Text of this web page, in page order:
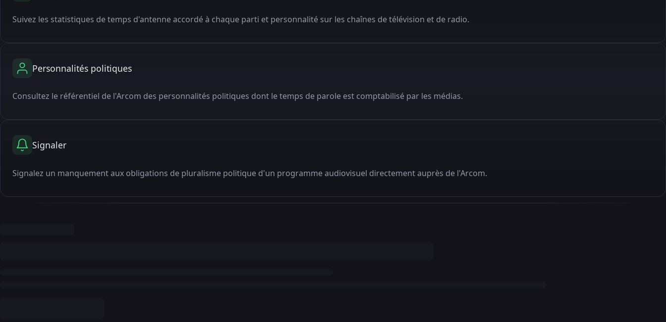
Suivez les statistiques de temps d'antenne accordé à chaque parti et personnalité sur les chaînes de télévision et de radio.
Personnalités politiques
Consultez le référentiel de l'Arcom des personnalités politiques dont le temps de parole est comptabilisé par les médias.
Signaler
Signalez un manquement aux obligations de pluralisme politique d'un programme audiovisuel directement auprès de l'Arcom.